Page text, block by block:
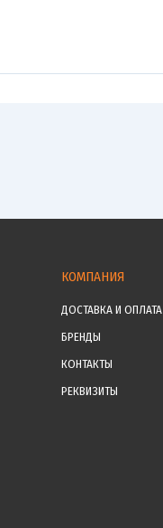
КОМПАНИЯ
ДОСТАВКА И ОПЛАТА
БРЕНДЫ
КОНТАКТЫ
РЕКВИЗИТЫ